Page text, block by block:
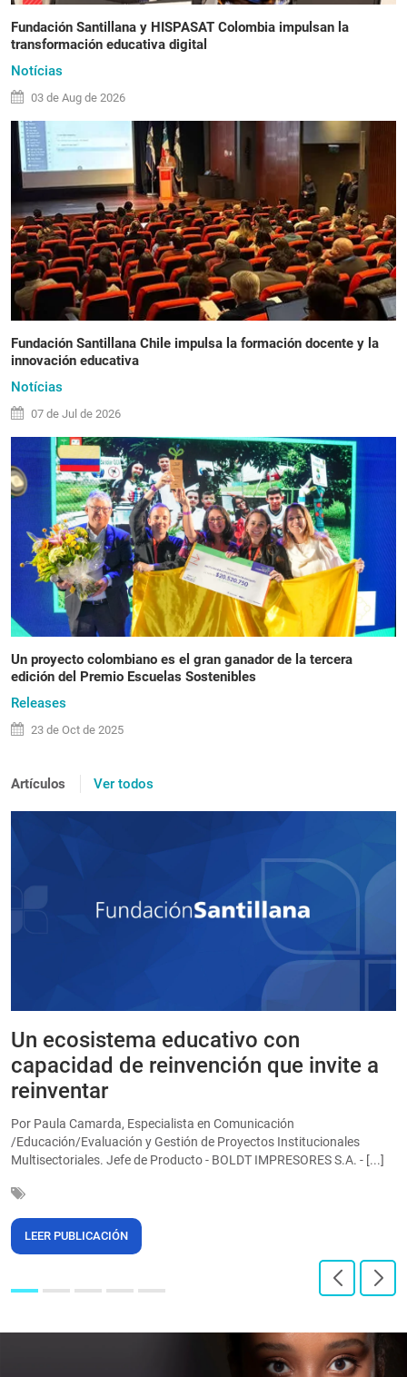
Fundación Santillana y HISPASAT Colombia impulsan la
transformación educativa digital
Notícias
03 de Aug de 2026
Fundación Santillana Chile impulsa la formación docente y la
innovación educativa
Notícias
07 de Jul de 2026
Un proyecto colombiano es el gran ganador de la tercera
edición del Premio Escuelas Sostenibles
Releases
23 de Oct de 2025
Artículos Ver todos
Un ecosistema educativo con
capacidad de reinvención que invite a
reinventar
Por Paula Camarda, Especialista en Comunicación
/Educación/Evaluación y Gestión de Proyectos Institucionales
Multisectoriales. Jefe de Producto - BOLDT IMPRESORES S.A. - [...]
LEER PUBLICACIÓN